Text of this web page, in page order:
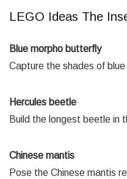
LEGO Ideas The
Blue morpho butterfly
Capture the shades of
Hercules beetle
Build the longest beetle in
Chinese mantis
Pose the Chinese mantis